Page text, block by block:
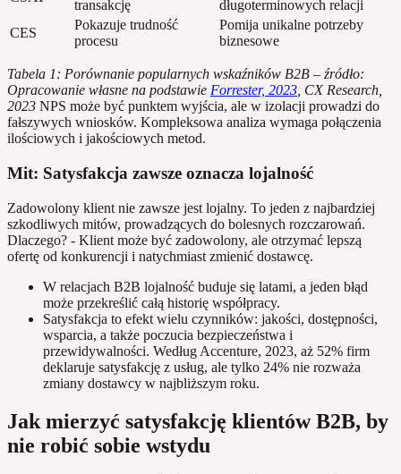
transakcję
długoterminowych relacji
CES
Pokazuje trudność
procesu
Pomija unikalne potrzeby
biznesowe
Tabela 1: Porównanie popularnych wskaźników B2B – źródło:
Opracowanie własne na podstawie Forrester, 2023 , CX Research,
2023 NPS może być punktem wyjścia, ale w izolacji prowadzi do
fałszywych wniosków. Kompleksowa analiza wymaga połączenia
ilościowych i jakościowych metod.
Mit: Satysfakcja zawsze oznacza lojalność
Zadowolony klient nie zawsze jest lojalny. To jeden z najbardziej
szkodliwych mitów, prowadzących do bolesnych rozczarowań.
Dlaczego? - Klient może być zadowolony, ale otrzymać lepszą
ofertę od konkurencji i natychmiast zmienić dostawcę.
W relacjach B2B lojalność buduje się latami, a jeden błąd
może przekreślić całą historię współpracy.
Satysfakcja to efekt wielu czynników: jakości, dostępności,
wsparcia, a także poczucia bezpieczeństwa i
przewidywalności. Według Accenture, 2023, aż 52% firm
deklaruje satysfakcję z usług, ale tylko 24% nie rozważa
zmiany dostawcy w najbliższym roku.
Jak mierzyć satysfakcję klientów B2B, by
nie robić sobie wstydu